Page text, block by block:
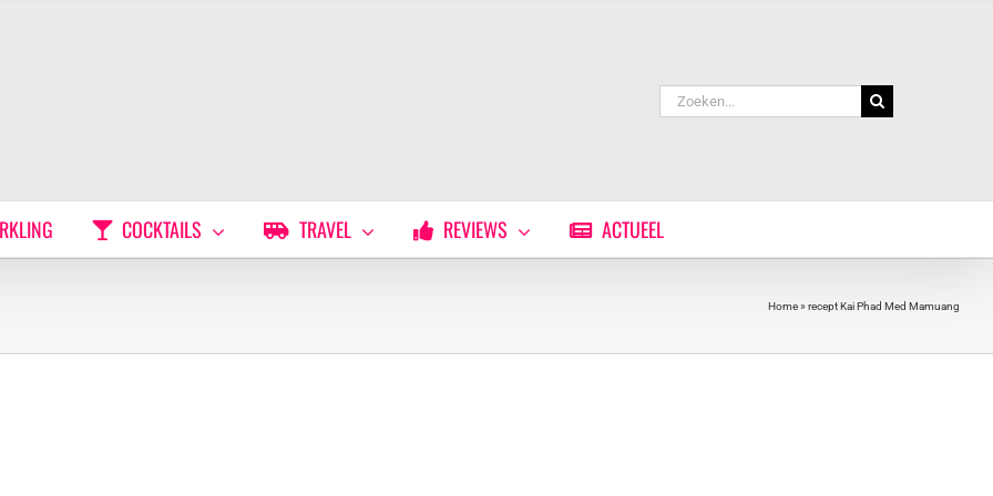
Zoeken
naar:
COCKTAILS TRAVEL REVIEWS ACTUEEL
Home» recept Kai Phad Med Mamuang